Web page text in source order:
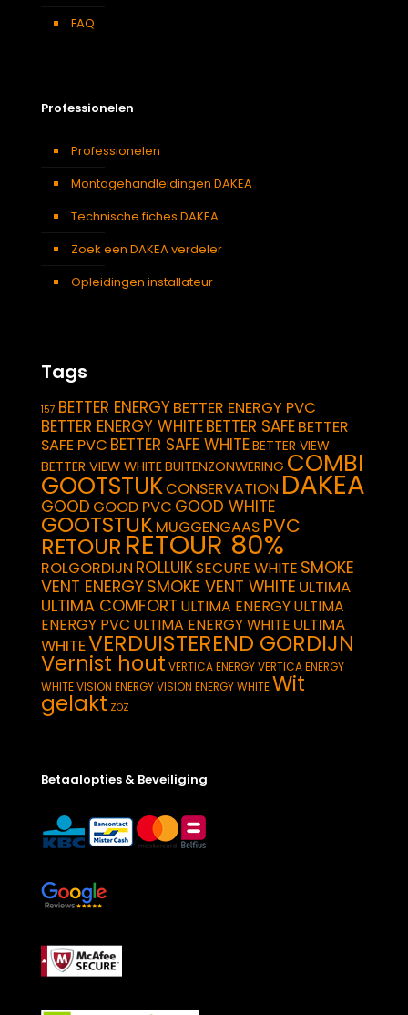
FAQ
Professionelen
Professionelen
Montagehandleidingen DAKEA
Technische fiches DAKEA
Zoek een DAKEA verdeler
Opleidingen installateur
Tags
157 BETTER ENERGYBETTER ENERGY PVC
BETTER ENERGY WHITEBETTER SAFEBETTER
SAFE PVC BETTER SAFE WHITEBETTER VIEW
BETTER VIEW WHITEBUITENZONWERING COMBI
GOOTSTUKCONSERVATION DAKEA
GOOD GOOD PVC GOOD WHITE
GOOTSTUKMUGGENGAAS PVC
RETOUR RETOUR 80%
ROLGORDIJN ROLLUIKSECURE WHITE SMOKE
VENT ENERGYSMOKE VENT WHITE ULTIMA
ULTIMA COMFORT ULTIMA ENERGYULTIMA
ENERGY PVC ULTIMA ENERGY WHITE ULTIMA
WHITEVERDUISTEREND GORDIJN
Vernist hout VERTICA ENERGYVERTICA ENERGY
WHITEVISION ENERGYVISION ENERGY WHITEWit
gelakt ZOZ
Betaalopties & Beveiliging